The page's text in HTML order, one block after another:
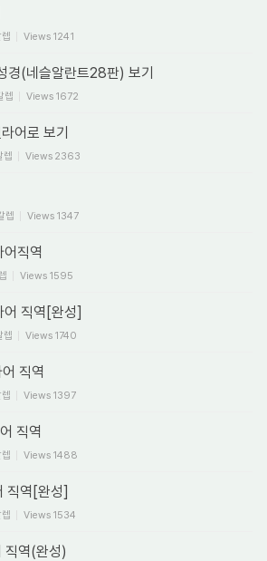
Views 1241
경(네슬알란트28판) 보기
렙 Views 1672
어로 보기
렙 Views 2363
렙 Views 1347
직역
Views 1595
직역[완성]
렙 Views 1740
직역
Views 1397
직역
Views 1488
직역[완성]
Views 1534
직역(완성)